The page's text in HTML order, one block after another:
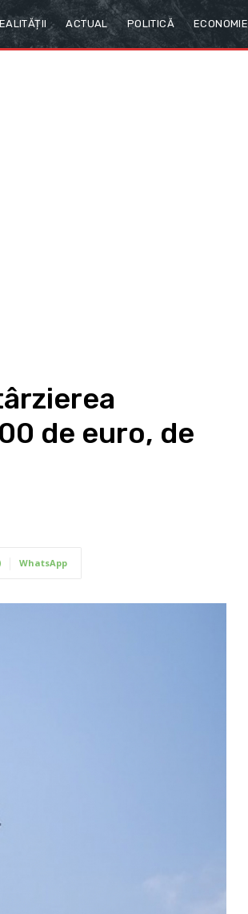
ACTUAL POLITICĂ ECONOMIE
de euro, de
WhatsApp